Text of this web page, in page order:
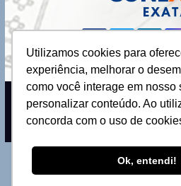
Utilizamos cookies para
experiência, melhorar o
como você interage em nosso
personalizar conteúdo. Ao
concorda com o uso de
Ok, entendi!
Proudly powered by WordPress|
Theme: Newsup by Themeansar.